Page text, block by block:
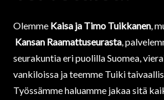
Olemme Kaisa ja Timo Tuikkanen,
Kansan Raamattuseurasta,
seurakuntia eri puolilla Suomea,
vankiloissa ja teemme Tuiki
Työssämme haluamme jakaa sitä